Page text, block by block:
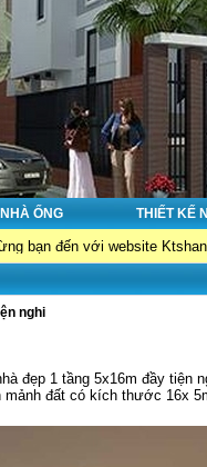
ỐNG THIẾT KẾ
website Ktshanoi.net,
nghi
đẹp 1 tầng 5x16m đầy
mảnh đất có kích thước 16x